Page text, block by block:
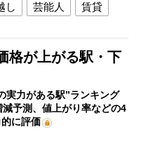
し 芸能人 賃貸
格が上がる駅・下
実力がある駅”ランキング
予測、値上がり率などの4
に評価